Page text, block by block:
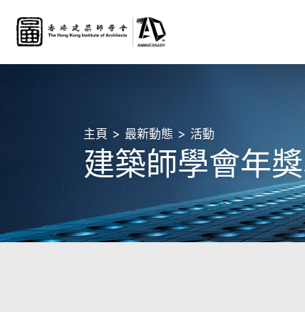
主頁 最新動態 活動
建築師學會年